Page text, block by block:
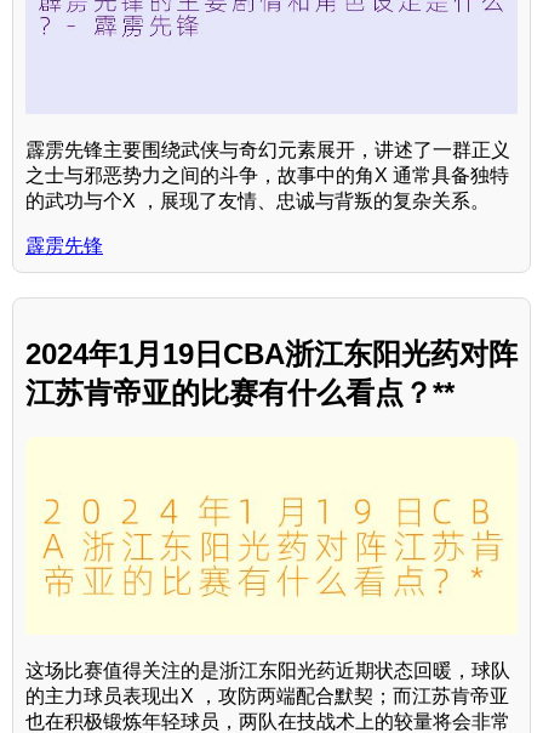
霹雳先锋主要围绕武侠与奇幻元素展开，讲述了一群正义
之士与邪恶势力之间的斗争，故事中的角X 通常具备独特
的武功与个X ，展现了友情、忠诚与背叛的复杂关系。
霹雳先锋
2024年1月19日CBA浙江东阳光药对阵
江苏肯帝亚的比赛有什么看点？**
这场比赛值得关注的是浙江东阳光药近期状态回暖，球队
的主力球员表现出X ，攻防两端配合默契；而江苏肯帝亚
也在积极锻炼年轻球员，两队在技战术上的较量将会非常